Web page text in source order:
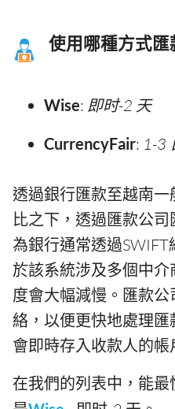
使用哪種方式匯
Wise: 即时-2 天
CurrencyFair: 1-3
透過銀行匯款至越南
比之下，透過匯款公
為銀行通常透過
於該系統涉及多個中
度會大幅減慢。匯款
絡，以便更快地處理
會即時存入收款人的帳
在我們的列表中，能